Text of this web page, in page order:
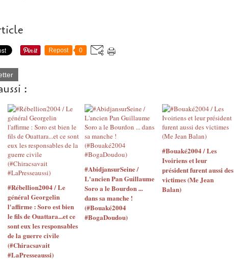
Repost 0
:
#Rébellion2004 / Le
général Georgelin
l'affirme : Soro est bien
le fils de Ouattara...et ce
sont eux les responsables
de la guerre civile
(#Chiracsavait
#LaPresseaussi)
#AbidjansurSeine /
L'ancien Pan Guillaume
Soro a le Bourdon ...
dans sa manche !
(#Bouaké2004
#BogaDoudou)
#Bouaké2004 / Les
Ivoiriens et leur
président furent aussi des
victimes (Me Jean
Balan)